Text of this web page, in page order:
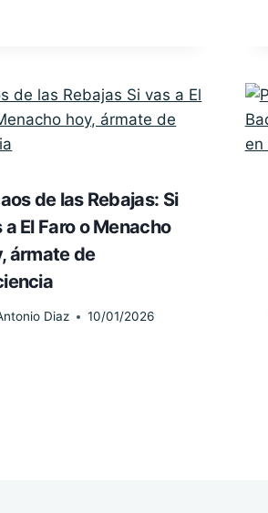
de las Rebajas: Si
a El Faro o Menacho
ármate de
Diaz 10/01/2026